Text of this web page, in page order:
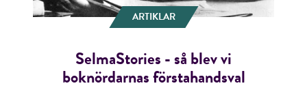
ARTIKLAR
SelmaStories - så blev vi
boknördarnas förstahandsval